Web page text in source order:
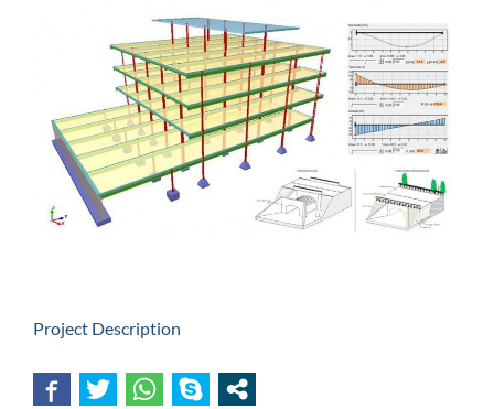
Project Description